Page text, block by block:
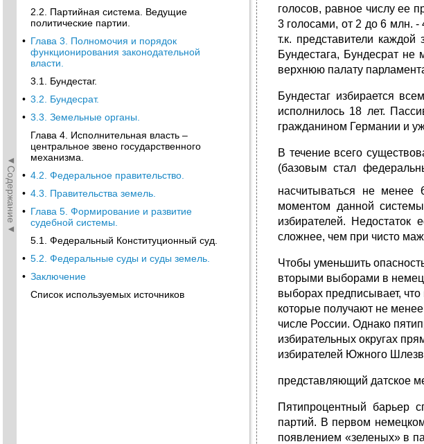
◄Содержание◄
2.2. Партийная система. Ведущие
политические партии.
• Глава 3. Полномочия и порядок
функционирования законодательной
власти.
3.1. Бундестаг.
• 3.2. Бундесрат.
• 3.3. Земельные органы.
Глава 4. Исполнительная власть –
центральное звено государственного
механизма.
• 4.2. Федеральное правительство.
• 4.3. Правительства земель.
• Глава 5. Формирование и развитие
судебной системы.
5.1. Федеральный Конституционный суд.
• 5.2. Федеральные суды и суды земель.
• Заключение
Список используемых источников
голосов, равное числу ее
3 голосами, от 2 до 6 млн.
т.к. представители
Бундестага, Бундесрат
верхнюю палату
Бундестаг избирается
исполнилось 18 лет.
гражданином Германии и
В течение всего
(базовым стал
насчитываться не менее
моментом данной
избирателей. Недостаток
сложнее, чем при чис­то
Чтобы уменьшить
вторыми выборами в
выборах предписывает,
которые полу­чают не
числе России. Однако
избиратель­ных округах
избирателей Южного
представляющий датское
Пятипроцентный барьер
партий. В первом
появлением «зеленых» в